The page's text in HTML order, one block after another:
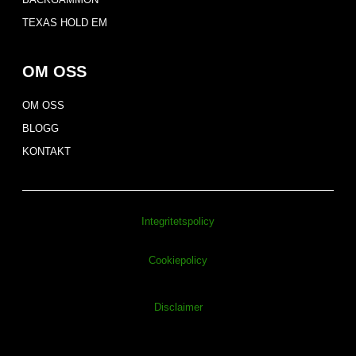
TEXAS HOLD EM
OM OSS
OM OSS
BLOGG
KONTAKT
Integritetspolicy
Cookiepolicy
Disclaimer